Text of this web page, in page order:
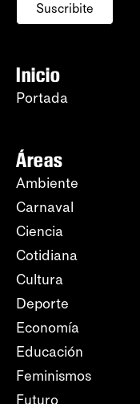
Suscribite
Inicio
Portada
Áreas
Ambiente
Carnaval
Ciencia
Cotidiana
Cultura
Deporte
Economía
Educación
Feminismos
Futuro